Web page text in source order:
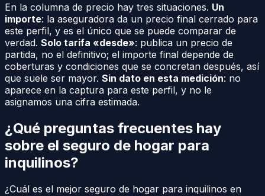
En la columna de precio hay tres situaciones. Un
importe: la aseguradora da un precio final cerrado para
este perfil, y es el único que se puede comparar de
verdad. Solo tarifa «desde»: publica un precio de
partida, no el definitivo; el importe final depende de
coberturas y condiciones que se concretan después, así
que suele ser mayor. Sin dato en esta medición: no
aparece en la captura para este perfil, y no le
asignamos una cifra estimada.
¿Qué preguntas frecuentes hay
sobre el seguro de hogar para
inquilinos?
¿Cuál es el mejor seguro de hogar para inquilinos en